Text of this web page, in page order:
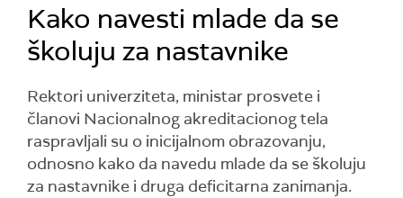
Kako navesti mlade da se
školuju za nastavnike
Rektori univerziteta, ministar prosvete i
članovi Nacionalnog akreditacionog tela
raspravljali su o inicijalnom obrazovanju,
odnosno kako da navedu mlade da se školuju
za nastavnike i druga deficitarna zanimanja.